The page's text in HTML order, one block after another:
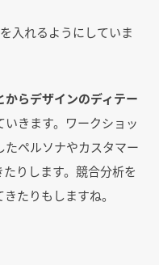
入れるようにしていま
らデザインのディテー
いきます。ワークショッ
ペルソナやカスタマー
りします。競合分析を
たりもしますね。